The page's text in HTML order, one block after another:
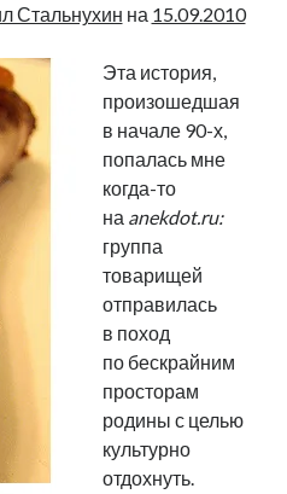
Стальнухин на 15.09.2010
Эта история,
произошедшая
в начале 90-х,
попалась мне
когда-то
на anekdot.ru:
группа
товарищей
отправилась
в поход
по бескрайним
просторам
родины с целью
культурно
отдохнуть.